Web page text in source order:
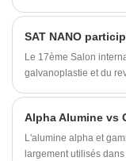
poudre de nanoferrite
baryum de 800
Le 17ème Salon
galvanoplastie et du
l'industrie, menant
et mises à niveau
L'alumine alpha et
largement utilisés